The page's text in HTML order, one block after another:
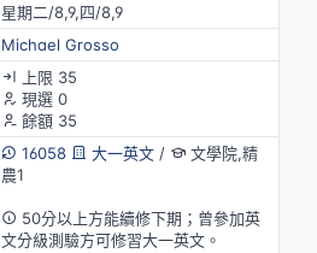
星期二/8,9,四/8,9
Michael Grosso
上限 35
現選 0
餘額 35
16058
大一英文/
文學院,精
農1
50分以上方能續修下期；曾參加英
文分級測驗方可修習大一英文。